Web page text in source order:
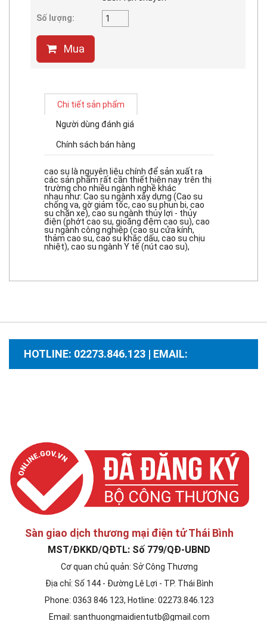
Số lượng:
Mua
Chi tiết sản phẩm
Người dùng đánh giá
Chính sách bán hàng
cao su là nguyên liệu chính để sản xuất ra
các sản phẩm rất cần thiết hiện nay trên thị
trường cho nhiều ngành nghề khác
nhau như: Cao su ngành xây dựng (Cao su
chống va, gờ giảm tốc, cao su phun bi, cao
su chặn xe), cao su ngành thủy lợi - thủy
điện (phớt cao su, gioăng đệm cao su), cao
su ngành công nghiệp (cao su cửa kính,
thảm cao su, cao su khắc dấu, cao su chịu
nhiệt), cao su ngành Y tế (nút cao su),
HOTLINE: 02273.846.123 | EMAIL:
Sàn giao dịch thương mại điện tử Thái Bình
MST/ĐKKD/QĐTL: Số 779/QĐ-UBND
Cơ quan chủ quản: Sở Công Thương
Địa chỉ: Số 144 - Đường Lê Lợi - TP. Thái Bình
Phone: 0363 846 123, Hotline: 02273.846.123
Email: santhuongmaidientutb@gmail.com